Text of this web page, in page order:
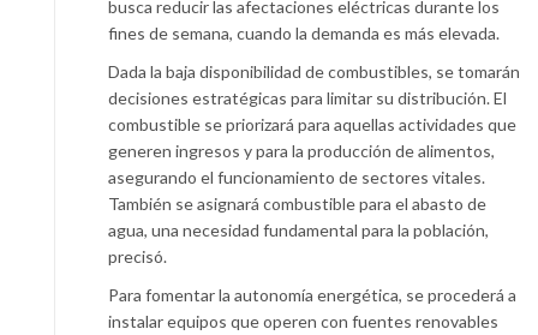
busca reducir las afectaciones eléctricas durante los
fines de semana, cuando la demanda es más elevada.
Dada la baja disponibilidad de combustibles, se tomarán
decisiones estratégicas para limitar su distribución. El
combustible se priorizará para aquellas actividades que
generen ingresos y para la producción de alimentos,
asegurando el funcionamiento de sectores vitales.
También se asignará combustible para el abasto de
agua, una necesidad fundamental para la población,
precisó.
Para fomentar la autonomía energética, se procederá a
instalar equipos que operen con fuentes renovables